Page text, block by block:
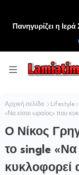
Πανηγυρίζει η
Μεταμορφώσεως
Αρχική σελίδα Lifestyle
«Να είσαι ωραίος» που
Ο Νίκος
το single
κυκλοφορεί